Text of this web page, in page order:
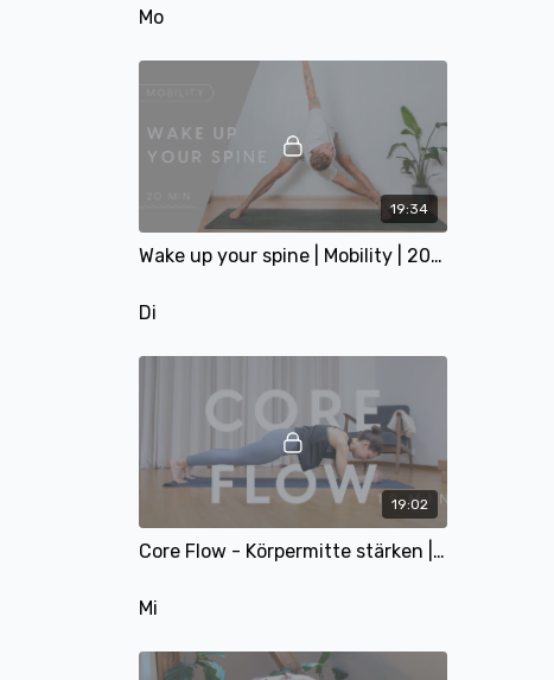
Mo
19:34
Wake up your spine | Mobility | 20 Min | mit Tobi
Di
19:02
Core Flow - Körpermitte stärken | mit Alina
Mi